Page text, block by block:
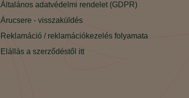
Általános adatvédelmi rendelet (GDPR)
Árucsere - visszaküldés
Reklamáció / reklamációkezelés folyamata
Elállás a szerződéstől itt